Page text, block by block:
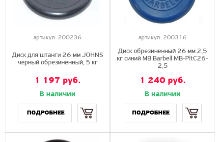
артикул: 200236
Диск для штанги 26 мм JOHNS
черный обрезиненный, 5 кг
1 197 руб.
В наличии
ПОДРОБНЕЕ
артикул: 200316
Диск обрезиненный 26 мм 2,5
кг синий MB Barbell MB-PltC26-
2,5
1 240 руб.
В наличии
ПОДРОБНЕЕ